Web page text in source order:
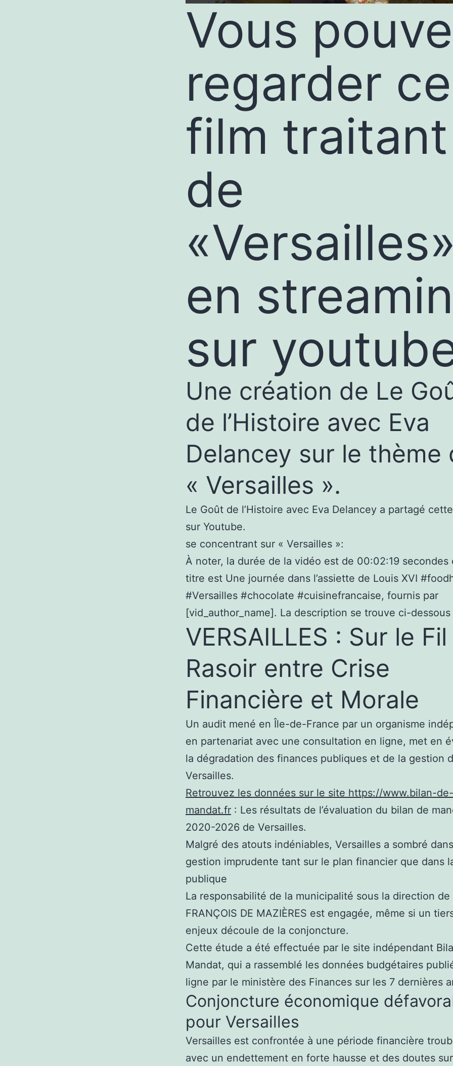
Vous
regarder ce
film traitant
de
en
sur
Une création de Le
de l’Histoire avec Eva
Delancey sur le thème
« Versailles ».
Le Goût de l’Histoire avec Eva Delancey a partagé
sur Youtube.
se concentrant sur « Versailles »:
À noter, la durée de la vidéo est de 00:02:19 secondes
titre est Une journée dans l’assiette de Louis XVI
#Versailles #chocolate #cuisinefrancaise, fournis par
[vid_author_name]. La description se trouve ci-dessous
VERSAILLES : Sur le
Rasoir entre Crise
Financière et Morale
Un audit mené en Île-de-France par un organisme
en partenariat avec une consultation en ligne, met en
la dégradation des finances publiques et de la gestion
Versailles.
Retrouvez les données sur le site https://www.bilan-de-
mandat.fr : Les résultats de l’évaluation du bilan de
2020-2026 de Versailles.
Malgré des atouts indéniables, Versailles a sombré
gestion imprudente tant sur le plan financier que dans
publique
La responsabilité de la municipalité sous la direction de
FRANÇOIS DE MAZIÈRES est engagée, même si un
enjeux découle de la conjoncture.
Cette étude a été effectuée par le site indépendant
Mandat, qui a rassemblé les données budgétaires
ligne par le ministère des Finances sur les 7 dernières
Conjoncture économique
pour Versailles
Versailles est confrontée à une période financière
avec un endettement en forte hausse et des doutes